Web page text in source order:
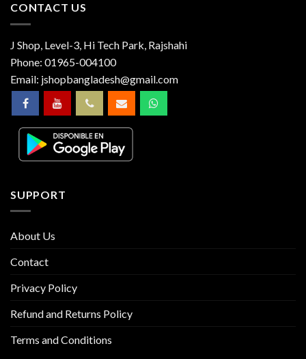
CONTACT US
J Shop, Level-3, Hi Tech Park, Rajshahi
Phone: 01965-004100
Email: jshopbangladesh@gmail.com
SUPPORT
About Us
Contact
Privacy Policy
Refund and Returns Policy
Terms and Conditions